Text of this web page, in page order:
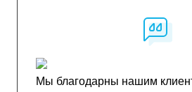
Мы благодарны нашим